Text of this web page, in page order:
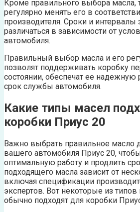
Кроме правильного выбора масла,
регулярно менять его в
производителя. Сроки и
различаться в зависимости от
автомобиля.
Правильный выбор масла и его
позволят поддерживать коробку
состоянии, обеспечат ее надежную
срок службы автомобиля.
Какие типы масел
коробки Приус 20
Важно выбрать правильное масло
вашего автомобиля Приус 20,
оптимальную работу и продлить
подходящего масла зависит от
включая спецификации
экспертов. Вот некоторые из
обычно подходят для коробки